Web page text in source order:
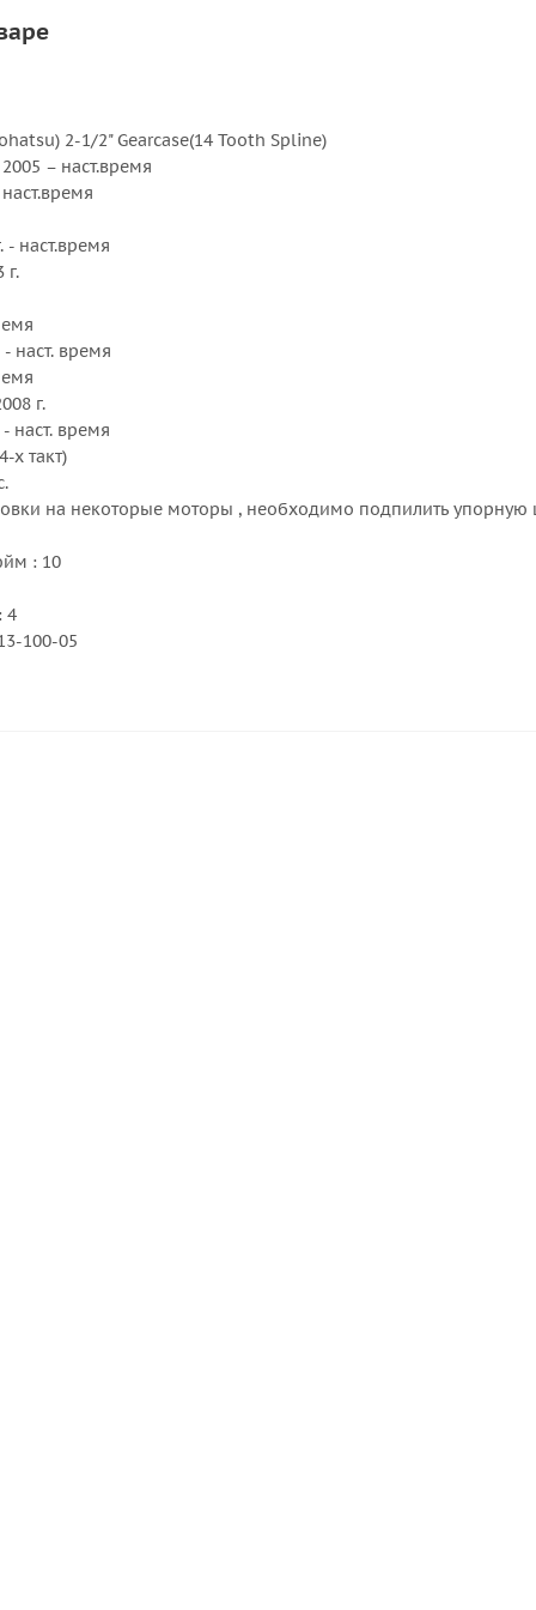
2-1/2" Gearcase(14 Tooth Spline)
– наст.время
- наст.время
г.
- наст. время
г.
- наст. время
х такт)
на некоторые моторы , необходимо подпилить упорную
: 10
4
100-05